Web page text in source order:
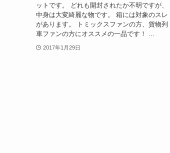
ットです。 どれも開封されたか不明ですが、
中身は大変綺麗な物です。 箱には対象のスレ
があります。 トミックスファンの方、貨物列
車ファンの方にオススメの一品です！ ...
2017年1月29日